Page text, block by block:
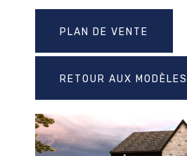
PLAN DE VENTE
RETOUR AUX MODÈLES